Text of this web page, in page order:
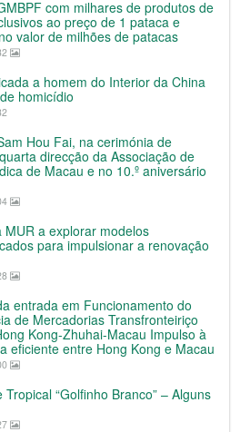
com milhares de produtos de
ao preço de 1 pataca e
valor de milhões de patacas
a homem do Interior da China
homicídio
Hou Fai, na cerimónia de
direcção da Associação de
de Macau e no 10.º aniversário
MUR a explorar modelos
para impulsionar a renovação
entrada em Funcionamento do
de Mercadorias Transfronteiriço
Kong-Zhuhai-Macau Impulso à
eficiente entre Hong Kong e Macau
“Golfinho Branco” – Alguns